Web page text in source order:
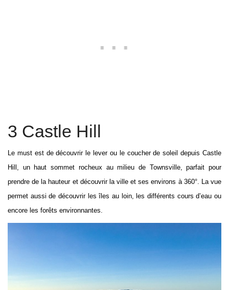
3 Castle Hill
Le must est de découvrir le lever ou le coucher de soleil depuis Castle
Hill, un haut sommet rocheux au milieu de Townsville, parfait pour
prendre de la hauteur et découvrir la ville et ses environs à 360°. La vue
permet aussi de découvrir les îles au loin, les différents cours d’eau ou
encore les forêts environnantes.